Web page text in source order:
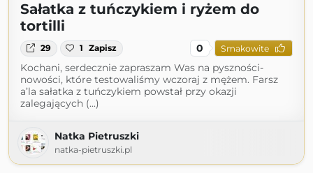
Sałatka z tuńczykiem i ryżem do
tortilli
29 1 Zapisz 0 Smakowite
Kochani, serdecznie zapraszam Was na pyszności-
nowości, które testowaliśmy wczoraj z mężem. Farsz
a’la sałatka z tuńczykiem powstał przy okazji
zalegających (...)
Natka Pietruszki
natka-pietruszki.pl